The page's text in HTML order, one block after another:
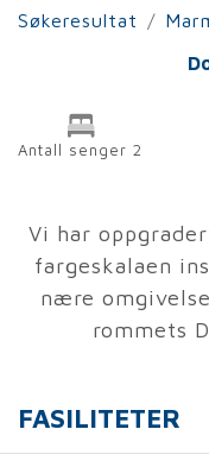
Søkeresultat
Antall senger 2
Vi har
fargeskalaen
nære
rommets
FASILITETER